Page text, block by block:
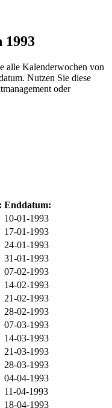
1993
alle Kalenderwochen von
Nutzen Sie diese
oder
Enddatum:
10-01-1993
17-01-1993
24-01-1993
31-01-1993
07-02-1993
14-02-1993
21-02-1993
28-02-1993
07-03-1993
14-03-1993
21-03-1993
28-03-1993
04-04-1993
11-04-1993
18-04-1993